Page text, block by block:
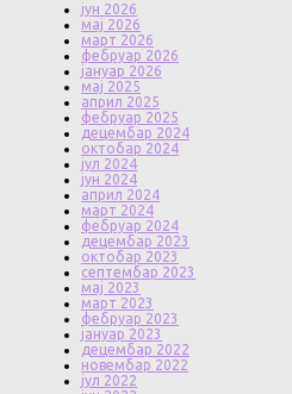
јун 2026
мај 2026
март 2026
фебруар 2026
јануар 2026
мај 2025
април 2025
фебруар 2025
децембар 2024
октобар 2024
јул 2024
јун 2024
април 2024
март 2024
фебруар 2024
децембар 2023
октобар 2023
септембар 2023
мај 2023
март 2023
фебруар 2023
јануар 2023
децембар 2022
новембар 2022
јул 2022